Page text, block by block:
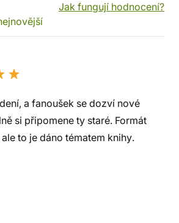
Jak fungují hodnocení?
a fanoušek se dozví nové
si připomene ty staré. Formát
to je dáno tématem knihy.